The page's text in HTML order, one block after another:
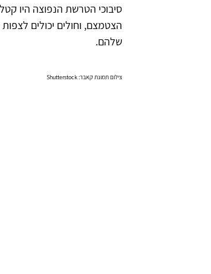
סיבוכי הטרשת הנפוצה היו
הצטמצם, וחולים יכולים
שלהם.
צילום תמונת קאבר: Shutterstock